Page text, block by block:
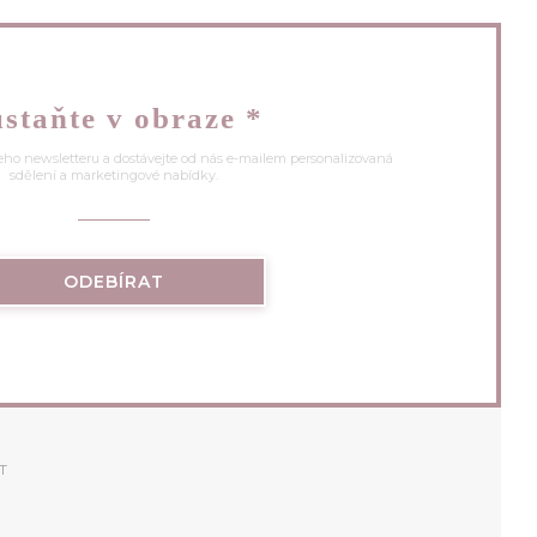
v obraze *
newsletteru a dostávejte od nás e-mailem personalizovaná
sdělení a marketingové nabídky.
ODEBÍRAT
SE V NOVÉM OKNĚ))